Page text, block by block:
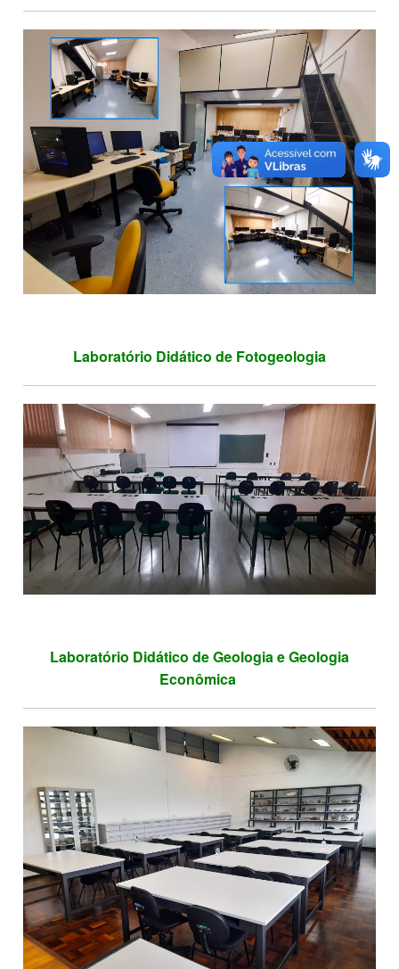
Laboratório Didático de Fotogeologia
Laboratório Didático de Geologia e Geologia
Econômica